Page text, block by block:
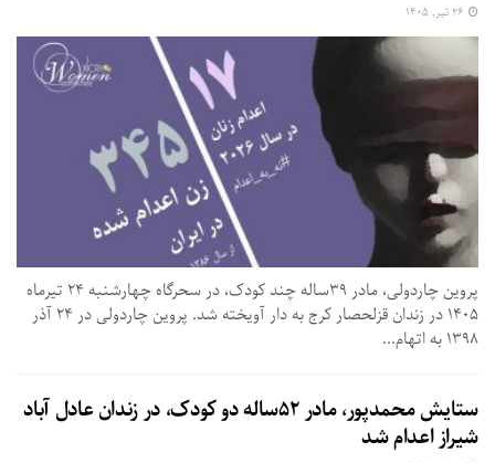
پروین چاردولی، مادر ۳۹ساله چند کودک، در سحرگاه چهارشنبه ۲۴ تیرماه
۱۴۰۵ در زندان قزلحصار کرج به دار آویخته شد. پروین چاردولی در ۲۴ آذر
۱۳۹۸ به اتهام...
ستایش محمدپور، مادر ۵۲ساله دو کودک، در زندان عادل ‌آباد
شیراز اعدام شد